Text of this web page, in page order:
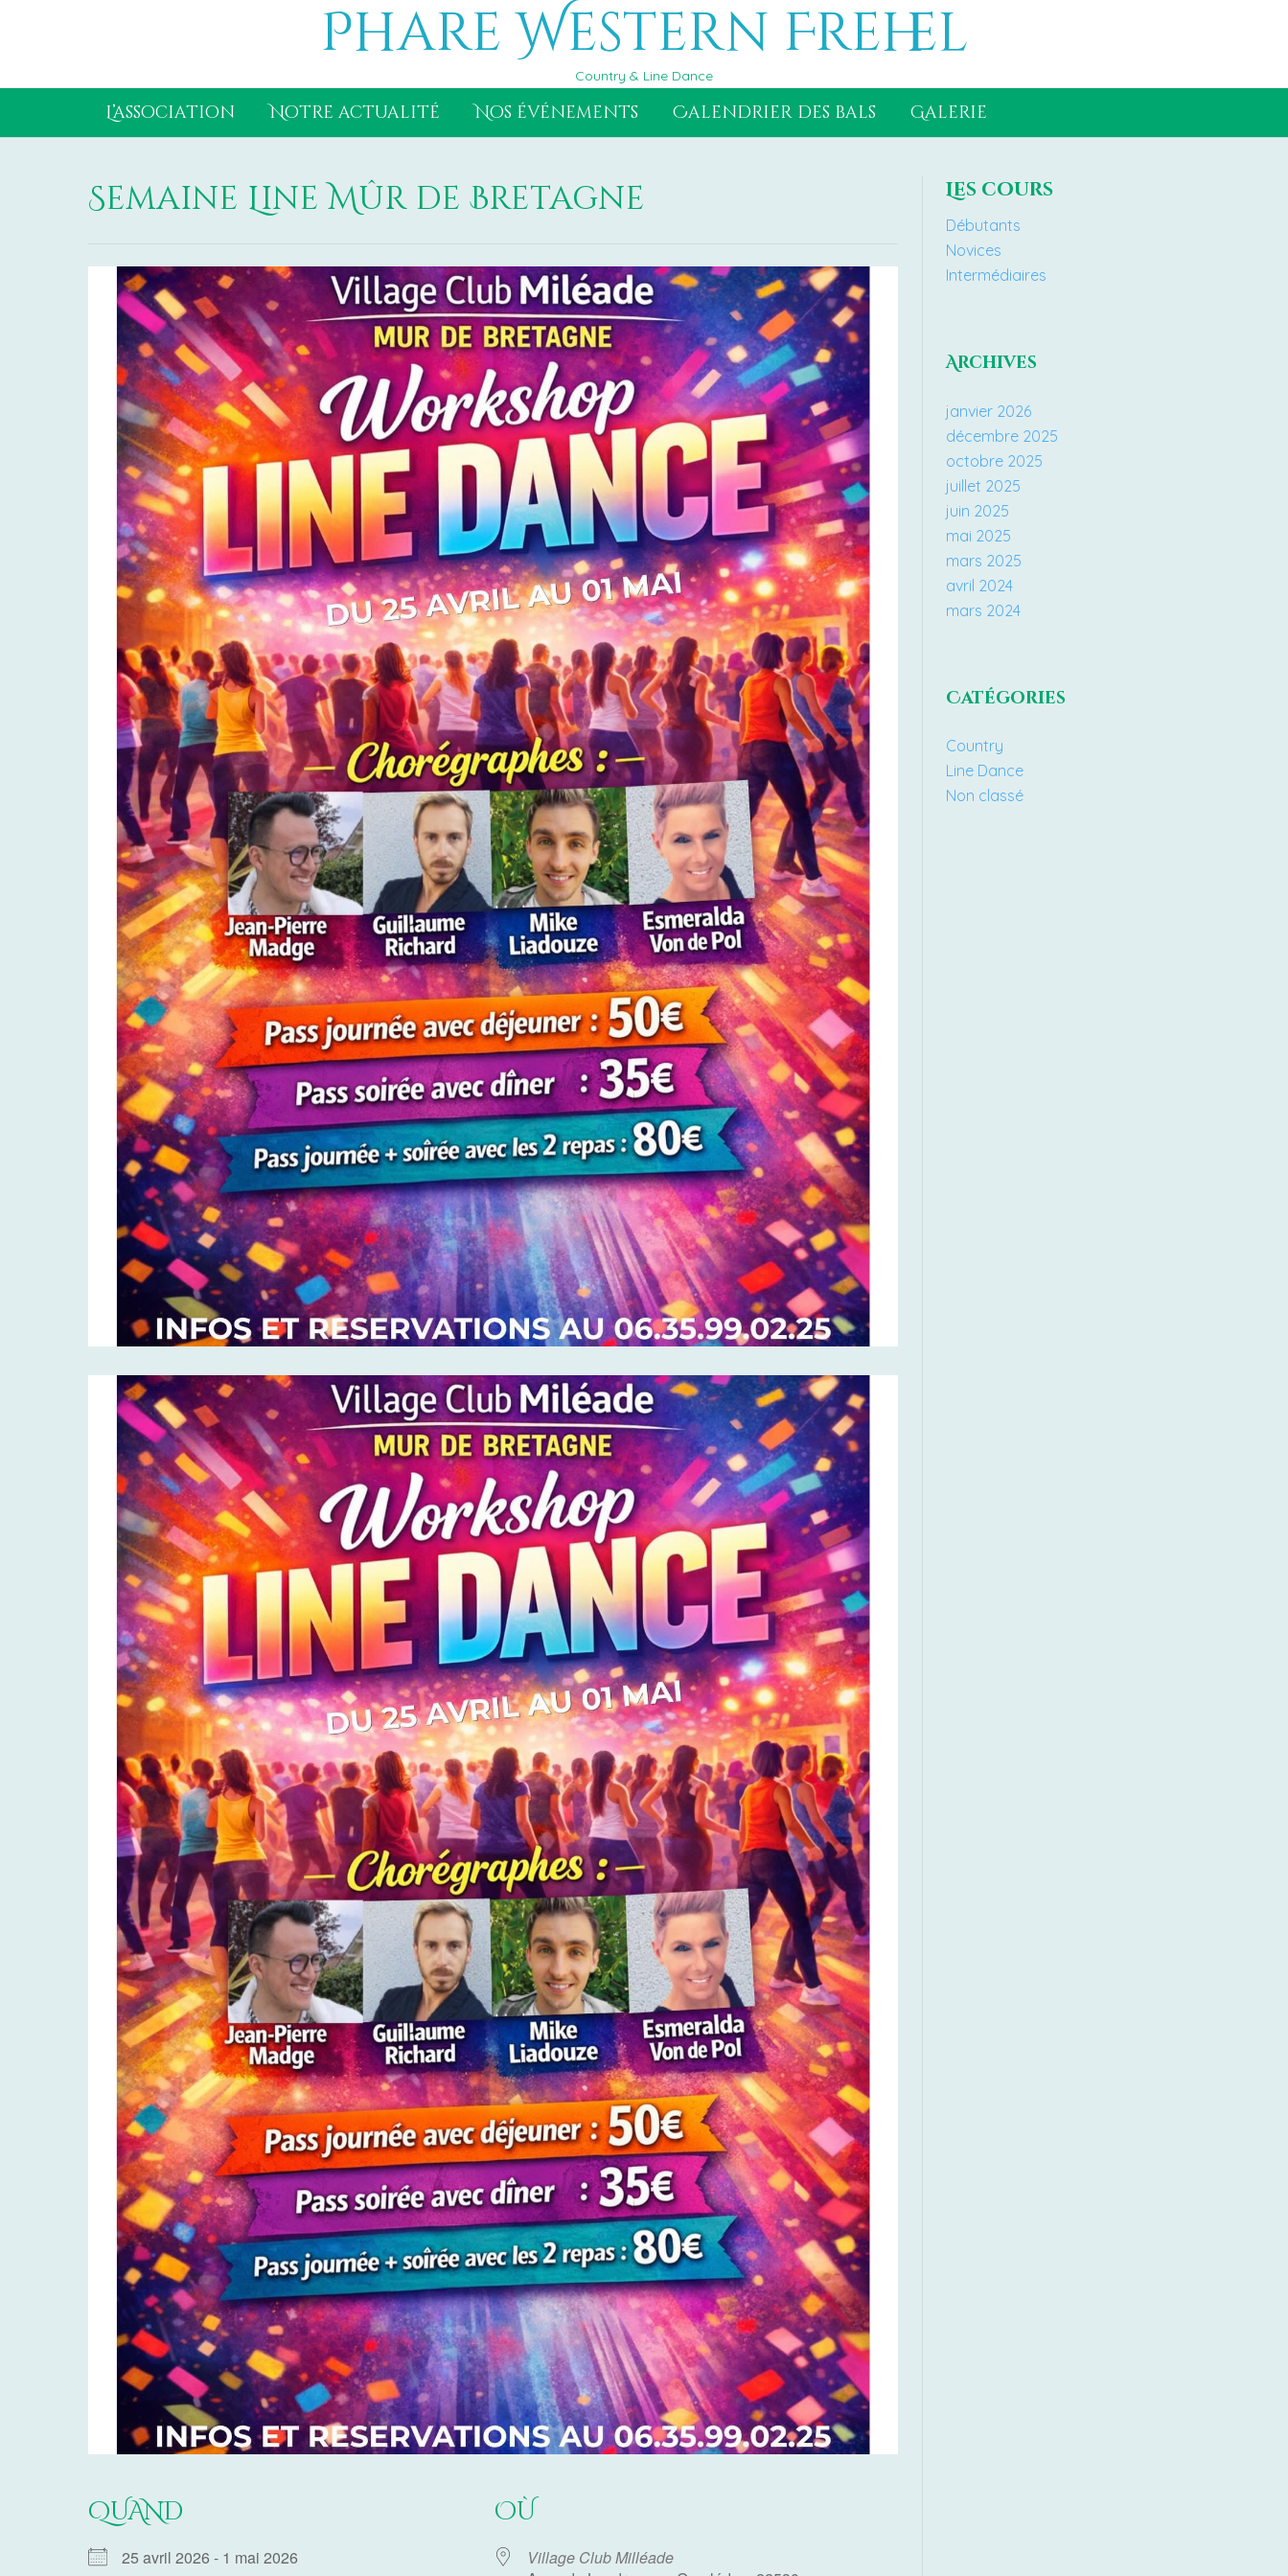
Phare Western Frehel
Country & Line Dance
L’association Notre actualité Nos événements Calendrier des bals Galerie
Semaine Line Mûr de Bretagne
QUAND
25 avril 2026 - 1 mai 2026
OÙ
Village Club Milléade
Les cours
Débutants
Novices
Intermédiaires
Archives
janvier 2026
décembre 2025
octobre 2025
juillet 2025
juin 2025
mai 2025
mars 2025
avril 2024
mars 2024
Catégories
Country
Line Dance
Non classé